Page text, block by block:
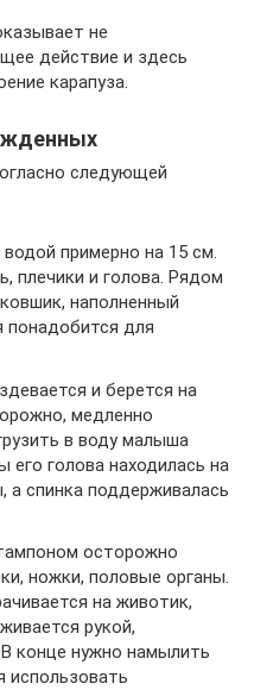
не
действие и здесь
карапуза.
следующей
примерно на 15 см.
плечики и голова. Рядом
наполненный
понадобится для
и берется на
медленно
в воду малыша
голова находилась на
а спинка поддерживалась
осторожно
ножки, половые органы.
на животик,
рукой,
конце нужно намылить
использовать